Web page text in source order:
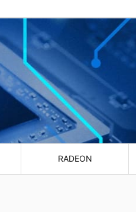
RADEON